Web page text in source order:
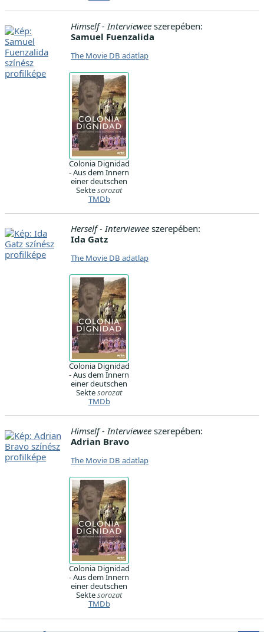
Himself - Interviewee szerepében:
Samuel Fuenzalida
The Movie DB adatlap
Colonia Dignidad
- Aus dem Innern
einer deutschen
Sektesorozat
TMDb
Herself - Interviewee szerepében:
Ida Gatz
The Movie DB adatlap
Colonia Dignidad
- Aus dem Innern
einer deutschen
Sektesorozat
TMDb
Himself - Interviewee szerepében:
Adrian Bravo
The Movie DB adatlap
Colonia Dignidad
- Aus dem Innern
einer deutschen
Sektesorozat
TMDb